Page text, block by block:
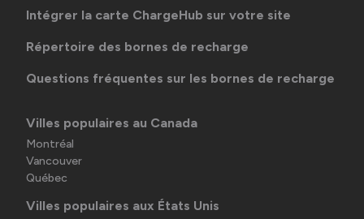
Intégrer la carte ChargeHub sur votre site
Répertoire des bornes de recharge
Questions fréquentes sur les bornes de recharge
Villes populaires au Canada
Montréal
Vancouver
Québec
Villes populaires aux États Unis